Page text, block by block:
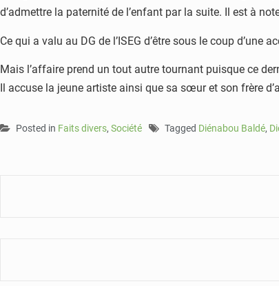
d’admettre la paternité de l’enfant par la suite. Il est à
Ce qui a valu au DG de l’ISEG d’être sous le coup
Mais l’affaire prend un tout autre tournant puisque ce
Il accuse la jeune artiste ainsi que sa sœur et son frère
Posted in Faits divers, Société Tagged Diénabou Baldé,